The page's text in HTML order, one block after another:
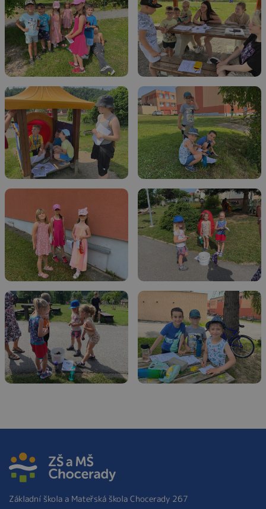
Základní škola a Mateřská škola Chocerady 267